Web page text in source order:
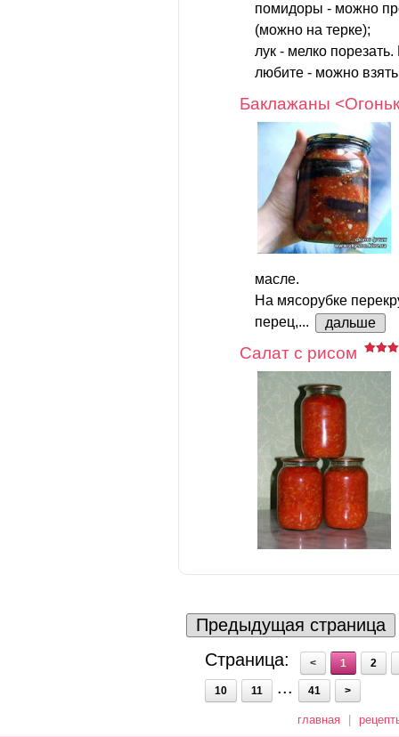
помидоры - можно
(можно на терке);
лук - мелко
любите - можно
Баклажаны
масле.
На мясорубке
перец,...
дальше
Салат с рисом
Предыдущая страница
Страница:
< 1 2
10 11 ... 41 >
главная